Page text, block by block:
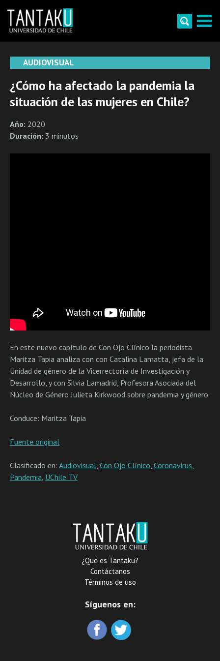
content
AUDIOVISUAL
¿Cómo ha afectado la pandemia la
situación de las mujeres en Chile?
Año: 2020
Duración: 3 minutos
En este nuevo capítulo de Con Ojo Clínico la periodista
Maritza Tapia analiza con con Catalina Lamatta, jefa de la
Unidad de género de la Vicerrectoría de Investigación y
Desarrollo, y con Silvia Lamadrid, Profesora Asociada del
Núcleo de Género Julieta Kirkwood sobre pandemia y género.
Conduce: Maritza Tapia
Fuente original
Clasificado en: Audiovisual, Con Ojo Clínico, Coronavirus,
Pandemia, UChile TV
¿Qué es Tantaku?
Contáctanos
Términos de uso
Síguenos en: